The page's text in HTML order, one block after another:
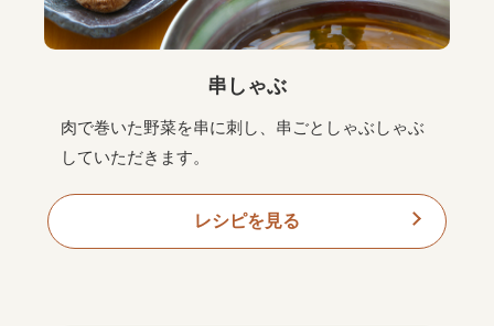
串しゃぶ
肉で巻いた野菜を串に刺し、串ごとしゃぶしゃぶ
していただきます。
レシピを見る